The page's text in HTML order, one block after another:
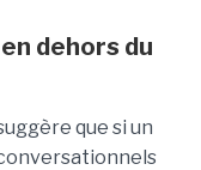
dehors du
que si un